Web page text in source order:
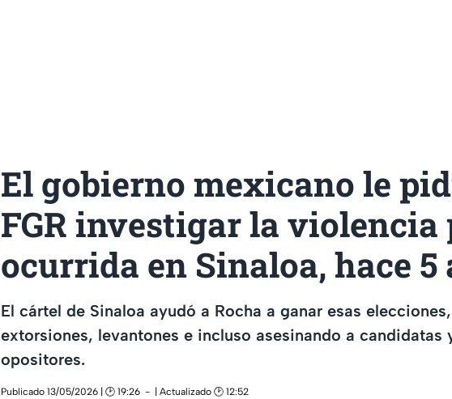
El gobierno mexicano le
FGR investigar la
ocurrida en Sinaloa, hace 5
El cártel de Sinaloa ayudó a Rocha a ganar esas
extorsiones, levantones e incluso asesinando a candidatas
opositores.
Publicado 13/05/2026 | 🕑 19:26
| Actualizado 🕑 12:52